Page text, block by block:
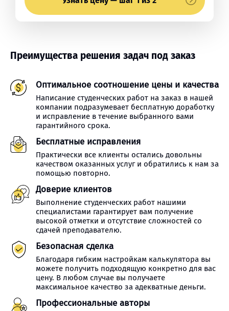
Преимущества решения задач под заказ
Оптимальное соотношение цены и качества
Написание студенческих работ на заказ в нашей
компании подразумевает бесплатную доработку
и исправление в течение выбранного вами
гарантийного срока.
Бесплатные исправления
Практически все клиенты остались довольны
качеством оказанных услуг и обратились к нам за
помощью повторно.
Доверие клиентов
Выполнение студенческих работ нашими
специалистами гарантирует вам получение
высокой отметки и отсутствие сложностей со
сдачей преподавателю.
Безопасная сделка
Благодаря гибким настройкам калькулятора вы
можете получить подходящую конкретно для вас
цену. В любом случае вы получаете
максимальное качество за адекватные деньги.
Профессиональные авторы